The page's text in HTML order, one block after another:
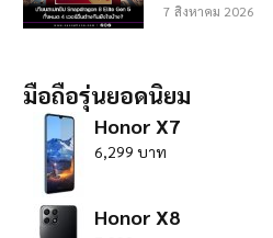
7 สิงหาคม 2026
มือถือรุ่นยอดนิยม
Honor X7
6,299 บาท
Honor X8